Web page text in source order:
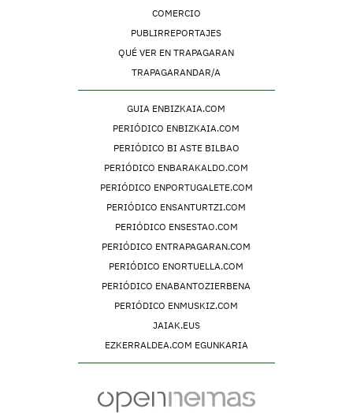
COMERCIO
PUBLIRREPORTAJES
QUÉ VER EN TRAPAGARAN
TRAPAGARANDAR/A
GUIA ENBIZKAIA.COM
PERIÓDICO ENBIZKAIA.COM
PERIÓDICO BI ASTE BILBAO
PERIÓDICO ENBARAKALDO.COM
PERIÓDICO ENPORTUGALETE.COM
PERIÓDICO ENSANTURTZI.COM
PERIÓDICO ENSESTAO.COM
PERIÓDICO ENTRAPAGARAN.COM
PERIÓDICO ENORTUELLA.COM
PERIÓDICO ENABANTOZIERBENA
PERIÓDICO ENMUSKIZ.COM
JAIAK.EUS
EZKERRALDEA.COM EGUNKARIA